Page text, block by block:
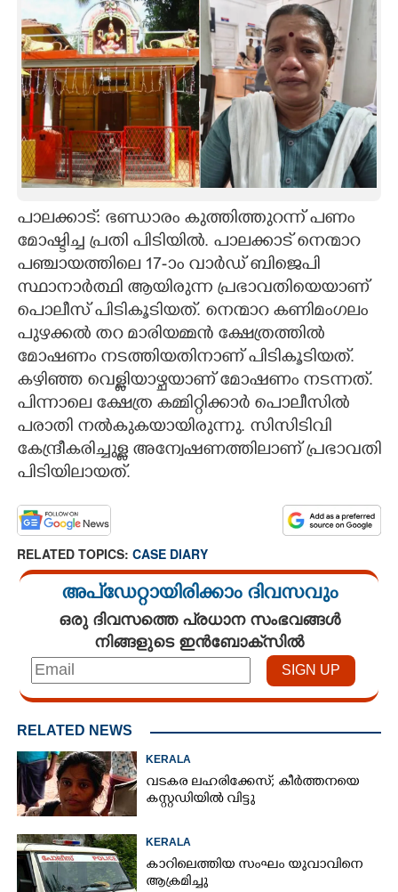
SPIRITUAL
INFO+
ART
ASTRO
CARTOONS
LITERATURE
ZOOM
പാലക്കാട്: ഭണ്ഡാരം കുത്തിത്തുറന്ന് പണം
മോഷ്ടിച്ച പ്രതി പിടിയിൽ. പാലക്കാട് നെന്മാറ
പഞ്ചായത്തിലെ 17-ാം വാർഡ് ബിജെപി
സ്ഥാനാർത്ഥി ആയിരുന്ന പ്രഭാവതിയെയാണ്
പൊലീസ് പിടികൂടിയത്. നെന്മാറ കണിമംഗലം
പുഴക്കൽ തറ മാരിയമ്മൻ ക്ഷേത്രത്തിൽ
മോഷണം നടത്തിയതിനാണ് പിടികൂടിയത്.
കഴിഞ്ഞ വെള്ളിയാഴ്ചയാണ് മോഷണം നടന്നത്.
പിന്നാലെ ക്ഷേത്ര കമ്മിറ്റിക്കാർ പൊലീസിൽ
പരാതി നൽകുകയായിരുന്നു. സിസിടിവി
കേന്ദ്രീകരിച്ചുള്ള അന്വേഷണത്തിലാണ് പ്രഭാവതി
പിടിയിലായത്.
RELATED TOPICS: CASE DIARY
അപ്ഡേറ്റായിരിക്കാം ദിവസവും
ഒരു ദിവസത്തെ പ്രധാന സംഭവങ്ങൾ
നിങ്ങളുടെ ഇൻബോക്സിൽ
RELATED NEWS
KERALA
വടകര ലഹരിക്കേസ്; കീർത്തനയെ
കസ്റ്റഡിയിൽ വിട്ടു
KERALA
കാറിലെത്തിയ സംഘം യുവാവിനെ
ആക്രമിച്ചു